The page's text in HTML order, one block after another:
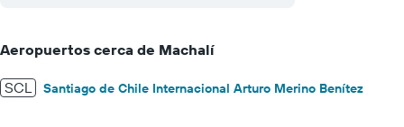
Aeropuertos cerca de Machalí
SCL Santiago de Chile Internacional Arturo Merino Benítez